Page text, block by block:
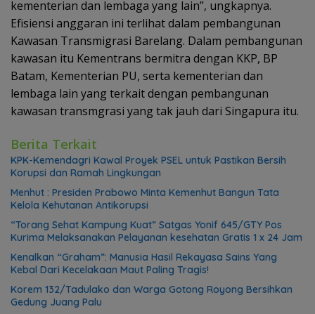
kementerian dan lembaga yang lain”, ungkapnya.
Efisiensi anggaran ini terlihat dalam pembangunan
Kawasan Transmigrasi Barelang. Dalam pembangunan
kawasan itu Kementrans bermitra dengan KKP, BP
Batam, Kementerian PU, serta kementerian dan
lembaga lain yang terkait dengan pembangunan
kawasan transmgrasi yang tak jauh dari Singapura itu.
Berita Terkait
KPK-Kemendagri Kawal Proyek PSEL untuk Pastikan Bersih
Korupsi dan Ramah Lingkungan
Menhut : Presiden Prabowo Minta Kemenhut Bangun Tata
Kelola Kehutanan Antikorupsi
“Torang Sehat Kampung Kuat” Satgas Yonif 645/GTY Pos
Kurima Melaksanakan Pelayanan kesehatan Gratis 1 x 24 Jam
Kenalkan “Graham”: Manusia Hasil Rekayasa Sains Yang
Kebal Dari Kecelakaan Maut Paling Tragis!
Korem 132/Tadulako dan Warga Gotong Royong Bersihkan
Gedung Juang Palu